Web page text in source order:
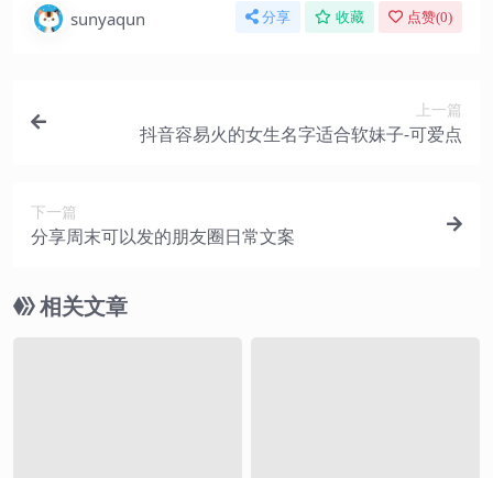
sunyaqun 分享 收藏 点赞(0)
上一篇
抖音容易火的女生名字适合软妹子-可爱点
下一篇
分享周末可以发的朋友圈日常文案
相关文章